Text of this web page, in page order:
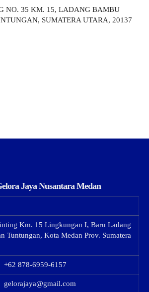
NO. 35 KM. 15, LADANG BAMBU
SUMATERA UTARA, 20137
Jaya Nusantara Medan
Km. 15 Lingkungan I, Baru Ladang
Tuntungan, Kota Medan Prov. Sumatera
+62 878-6959-6157
gelorajaya@gmail.com